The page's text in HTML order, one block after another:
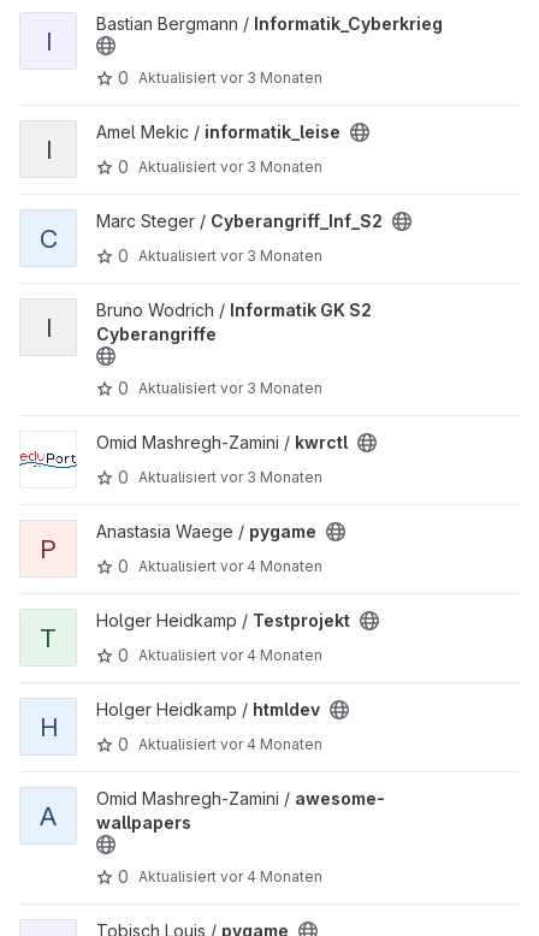
Projekt Informatik_Cyberkrieg ansehen
I
Bastian Bergmann / Informatik_Cyberkrieg
0 Aktualisiert vor 3 Monaten
Projekt informatik_leise ansehen
I
Amel Mekic / informatik_leise
0
Aktualisiert vor 3 Monaten
Projekt Cyberangriff_Inf_S2 ansehen
C
Marc Steger / Cyberangriff_Inf_S2
0
Aktualisiert vor 3 Monaten
Projekt Informatik GK S2 Cyberangriffe ansehen
I
Bruno Wodrich / Informatik GK S2
Cyberangriffe
0 Aktualisiert vor 3 Monaten
Projekt kwrctl ansehen
Omid Mashregh-Zamini / kwrctl
0
Aktualisiert vor 3 Monaten
Projekt pygame ansehen
P
Anastasia Waege / pygame
0
Aktualisiert vor 4 Monaten
Projekt Testprojekt ansehen
T
Holger Heidkamp / Testprojekt
0
Aktualisiert vor 4 Monaten
Projekt htmldev ansehen
H
Holger Heidkamp / htmldev
0
Aktualisiert vor 4 Monaten
Projekt awesome-wallpapers ansehen
A
Omid Mashregh-Zamini / awesome-
wallpapers
0 Aktualisiert vor 4 Monaten
Projekt pygame ansehen
Tobisch Louis / pygame